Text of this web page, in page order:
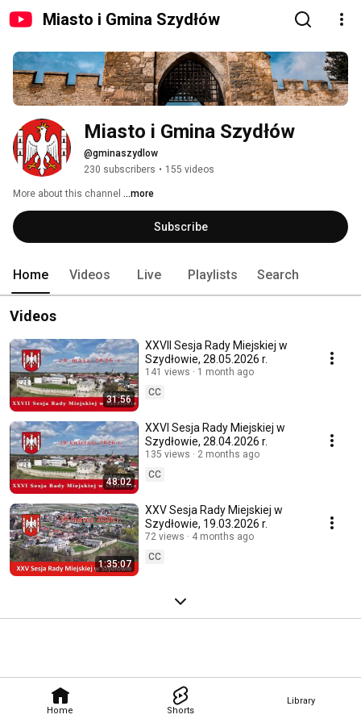
Miasto i Gmina Szydłów
Home Shorts
Library
Miasto i Gmina Szydłów
@gminaszydlow
230 subscribers • 155 videos
More about this channel ...more
Subscribe
Home Videos Live Playlists Search
Videos
31:56
XXVII Sesja Rady Miejskiej w
Szydłowie, 28.05.2026 r.
141 views
1 month ago
CC
48:02
XXVI Sesja Rady Miejskiej w
Szydłowie, 28.04.2026 r.
135 views
2 months ago
CC
1:35:07
XXV Sesja Rady Miejskiej w
Szydłowie, 19.03.2026 r.
72 views
4 months ago
CC